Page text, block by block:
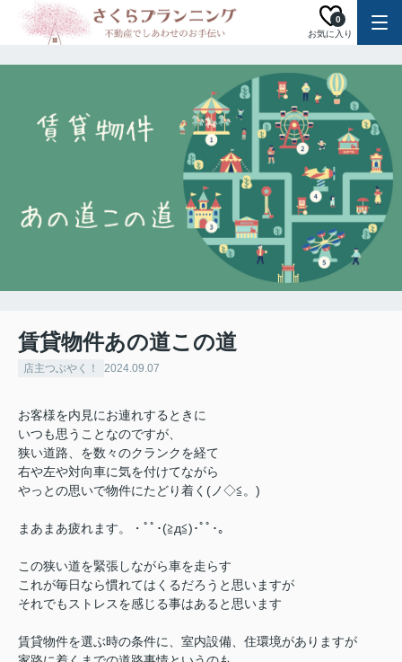
お気に入り
0
賃貸物件あの道この道
店主つぶやく！ 2024.09.07
お客様を内見にお連れするときに
いつも思うことなのですが、
狭い道路、を数々のクランクを経て
右や左や対向車に気を付けてながら
やっとの思いで物件にたどり着く(ノ◇≦。)
まあまあ疲れます。・ﾟﾟ･(≧д≦)･ﾟﾟ･｡
この狭い道を緊張しながら車を走らす
これが毎日なら慣れてはくるだろうと思いますが
それでもストレスを感じる事はあると思います
賃貸物件を選ぶ時の条件に、室内設備、住環境がありますが